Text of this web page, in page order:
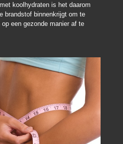
koolhydraten is het daarom
brandstof binnenkrijgt om te
een gezonde manier af te